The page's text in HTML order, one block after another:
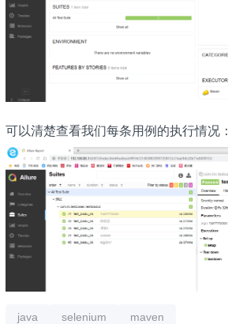
可以清楚查看我们每条用例的执行情况：
java selenium maven